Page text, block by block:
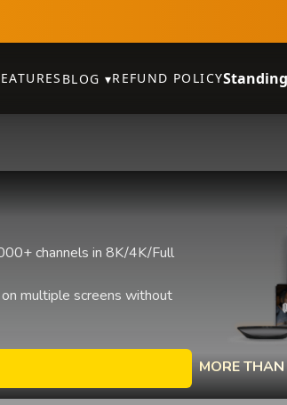
BLOG ▾REFUND POLICY
channels in 8K/4K/Full
multiple screens without
MORE